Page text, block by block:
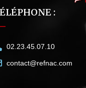
:
02.23.45.07.10
contact@refnac.com